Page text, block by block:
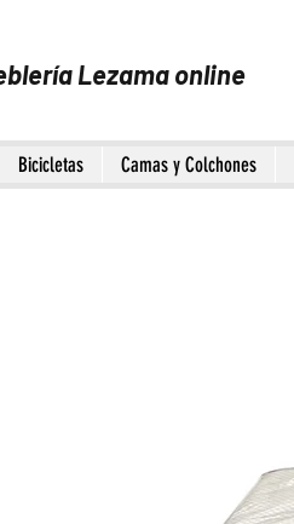
Lezama online
Bicicletas Camas y Colchones